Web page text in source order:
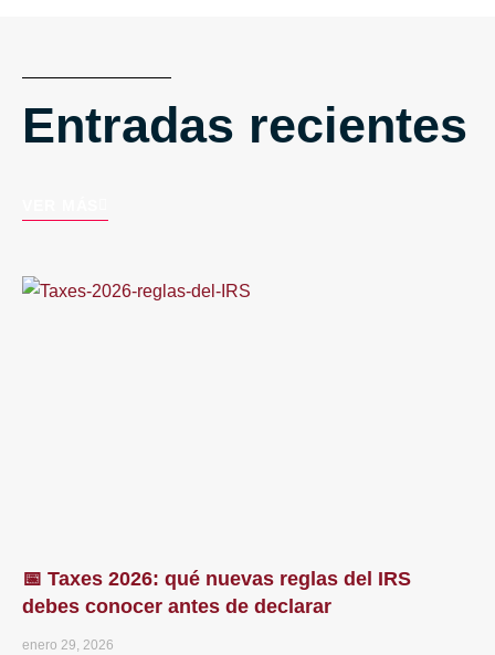
Entradas recientes
📅 Taxes 2026: qué nuevas reglas del IRS
debes conocer antes de declarar
enero 29, 2026